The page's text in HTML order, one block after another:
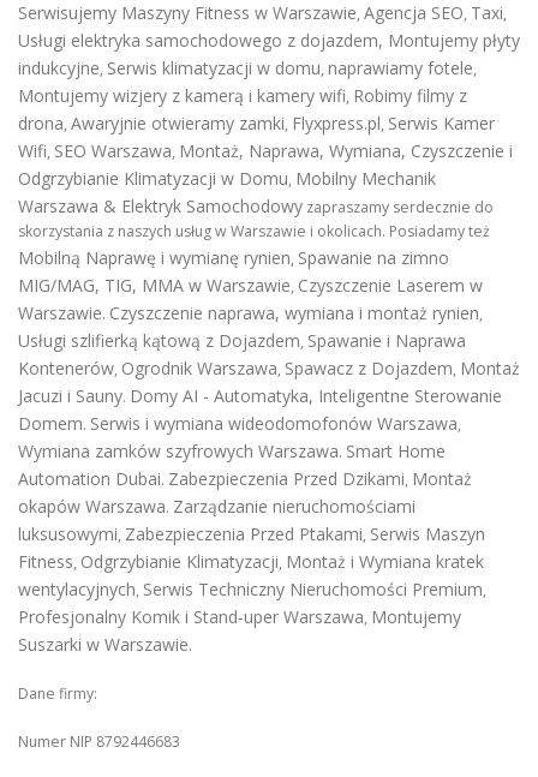
Serwisujemy Maszyny Fitness w Warszawie, Agencja SEO, Taxi,
Usługi elektryka samochodowego z dojazdem, Montujemy płyty
indukcyjne, Serwis klimatyzacji w domu, naprawiamy fotele,
Montujemy wizjery z kamerą i kamery wifi, Robimy filmy z
drona, Awaryjnie otwieramy zamki, Flyxpress.pl, Serwis Kamer
Wifi, SEO Warszawa, Montaż, Naprawa, Wymiana, Czyszczenie i
Odgrzybianie Klimatyzacji w Domu, Mobilny Mechanik
Warszawa & Elektryk Samochodowy zapraszamy serdecznie do
skorzystania z naszych usług w Warszawie i okolicach. Posiadamy też
Mobilną Naprawę i wymianę rynien, Spawanie na zimno
MIG/MAG, TIG, MMA w Warszawie, Czyszczenie Laserem w
Warszawie. Czyszczenie naprawa, wymiana i montaż rynien,
Usługi szlifierką kątową z Dojazdem, Spawanie i Naprawa
Kontenerów, Ogrodnik Warszawa, Spawacz z Dojazdem, Montaż
Jacuzi i Sauny. Domy AI - Automatyka, Inteligentne Sterowanie
Domem. Serwis i wymiana wideodomofonów Warszawa,
Wymiana zamków szyfrowych Warszawa. Smart Home
Automation Dubai. Zabezpieczenia Przed Dzikami, Montaż
okapów Warszawa. Zarządzanie nieruchomościami
luksusowymi, Zabezpieczenia Przed Ptakami, Serwis Maszyn
Fitness, Odgrzybianie Klimatyzacji, Montaż i Wymiana kratek
wentylacyjnych, Serwis Techniczny Nieruchomości Premium,
Profesjonalny Komik i Stand-uper Warszawa, Montujemy
Suszarki w Warszawie.
Dane firmy:
Numer NIP 8792446683